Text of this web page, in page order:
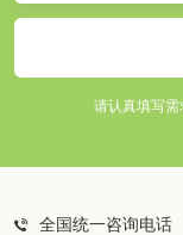
请认真填写
全国统一咨询电话